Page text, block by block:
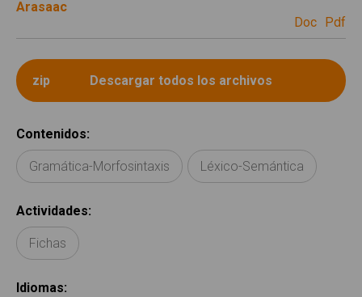
Arasaac
doc
pdf
Contenidos:
Gramática-Morfosintaxis Léxico-Semántica
Actividades:
Fichas
Idiomas: